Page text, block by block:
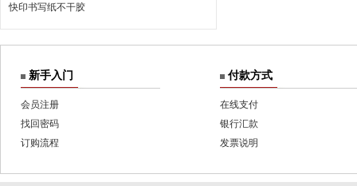
快印书写纸不干胶
新手入门
会员注册
找回密码
订购流程
付款方式
在线支付
银行汇款
发票说明